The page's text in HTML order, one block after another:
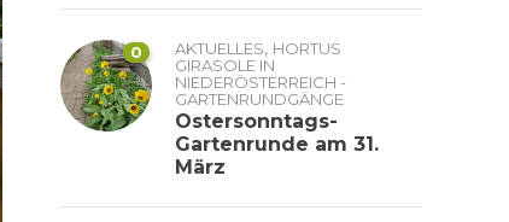
0 AKTUELLES, HORTUS
GIRASOLE IN
NIEDERÖSTERREICH -
GARTENRUNDGÄNGE
Ostersonntags-
Gartenrunde am 31.
März